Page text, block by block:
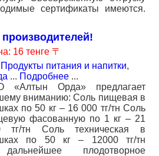
сертификаты имеются.
16 тенге 〒
питания и напитки,
... Подробнее ...
«Алтын Орда» предлагает
вниманию: Соль пищевая в
по 50 кг – 16 000 тг/тн Соль
фасованную по 1 кг – 21
тг/тн Соль техническая в
по 50 кг – 12000 тг/тн
плодотворное